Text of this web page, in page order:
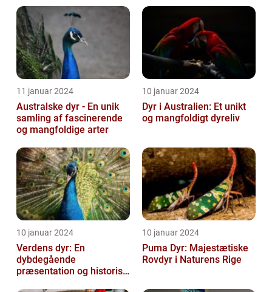
dødbringende
skabninger...
11 januar 2024
Australske dyr - En unik
samling af fascinerende
og mangfoldige arter
10 januar 2024
Dyr i Australien: Et unikt
og mangfoldigt dyreliv
10 januar 2024
Verdens dyr: En
dybdegående
præsentation og historisk
10 januar 2024
Puma Dyr: Majestætiske
Rovdyr i Naturens Rige